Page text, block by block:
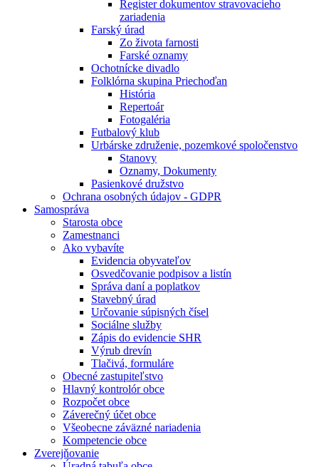
Register dokumentov stravovacieho
zariadenia
Farský úrad
Zo života farnosti
Farské oznamy
Ochotnícke divadlo
Folklórna skupina Priechoďan
História
Repertoár
Fotogaléria
Futbalový klub
Urbárske združenie, pozemkové spoločenstvo
Stanovy
Oznamy, Dokumenty
Pasienkové družstvo
Ochrana osobných údajov - GDPR
Samospráva
Starosta obce
Zamestnanci
Ako vybavíte
Evidencia obyvateľov
Osvedčovanie podpisov a listín
Správa daní a poplatkov
Stavebný úrad
Určovanie súpisných čísel
Sociálne služby
Zápis do evidencie SHR
Výrub drevín
Tlačivá, formuláre
Obecné zastupiteľstvo
Hlavný kontrolór obce
Rozpočet obce
Záverečný účet obce
Všeobecne záväzné nariadenia
Kompetencie obce
Zverejňovanie